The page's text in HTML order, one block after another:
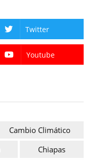
Twitter
Youtube
Cambio Climático
Chiapas